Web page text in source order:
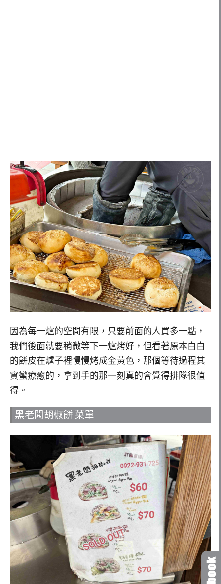
因為每一爐的空間有限，只要前面的人買多一點，
我們後面就要稍微等下一爐烤好，但看著原本白白
的餅皮在爐子裡慢慢烤成金黃色，那個等待過程其
實蠻療癒的，拿到手的那一刻真的會覺得排隊很值
得。
黑老闆胡椒餅 菜單